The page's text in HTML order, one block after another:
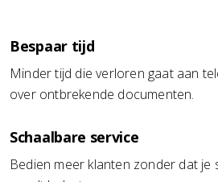
Bespaar tijd
Minder tijd die verloren gaat aan
over ontbrekende documenten.
Schaalbare service
Bedien meer klanten zonder dat